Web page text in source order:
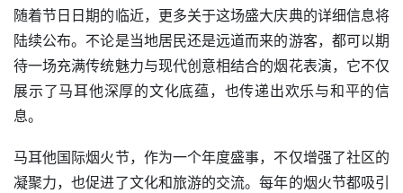
随着节日日期的临近，更多关于这场盛大庆典的详细信息将
陆续公布。不论是当地居民还是远道而来的游客，都可以期
待一场充满传统魅力与现代创意相结合的烟花表演，它不仅
展示了马耳他深厚的文化底蕴，也传递出欢乐与和平的信
息。
马耳他国际烟火节，作为一个年度盛事，不仅增强了社区的
凝聚力，也促进了文化和旅游的交流。每年的烟火节都吸引